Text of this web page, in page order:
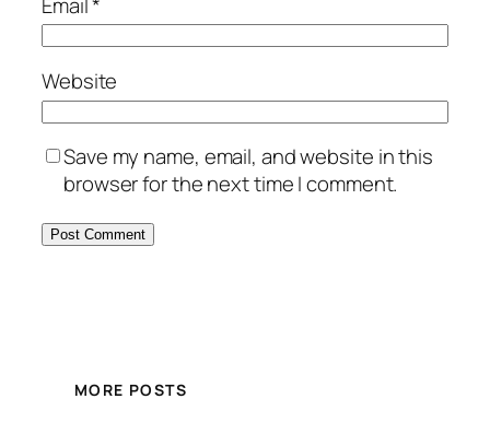
Website
Save my name, email, and website in this
browser for the next time I comment.
MORE POSTS